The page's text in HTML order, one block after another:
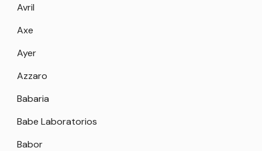
Avril
Axe
Ayer
Azzaro
Babaria
Babe Laboratorios
Babor